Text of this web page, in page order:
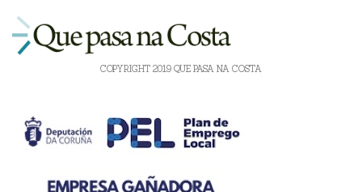
COPYRIGHT 2019 QUE PASA NA COSTA